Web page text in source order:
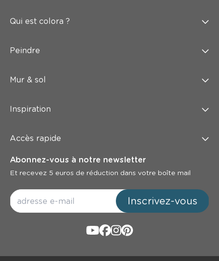
Qui est colora ?
Peindre
Mur & sol
Inspiration
Accès rapide
Abonnez-vous à notre newsletter
Et recevez 5 euros de réduction dans votre boîte mail
Inscrivez-vous